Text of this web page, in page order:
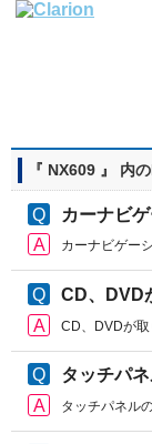
『 NX609 』 内
カーナビ
カーナビゲー
CD、DVD
CD、DVDが取
タッチパ
タッチパネル